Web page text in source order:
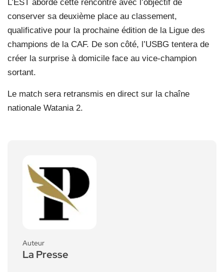
L’EST aborde cette rencontre avec l’objectif de
conserver sa deuxième place au classement,
qualificative pour la prochaine édition de la Ligue des
champions de la CAF. De son côté, l’USBG tentera de
créer la surprise à domicile face au vice-champion
sortant.
Le match sera retransmis en direct sur la chaîne
nationale Watania 2.
Auteur
La Presse